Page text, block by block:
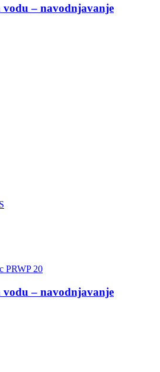
vodu – navodnjavanje
vodu – navodnjavanje